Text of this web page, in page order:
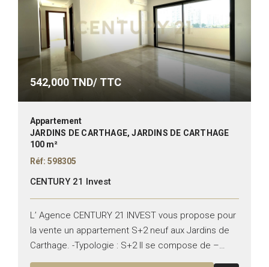
542,000 TND/ TTC
Appartement
JARDINS DE CARTHAGE, JARDINS DE CARTHAGE
100 m²
Réf: 598305
CENTURY 21 Invest
L’ Agence CENTURY 21 INVEST vous propose pour
la vente un appartement S+2 neuf aux Jardins de
Carthage. -Typologie : S+2 Il se compose de –
Salon spacieux qui donne accès au...